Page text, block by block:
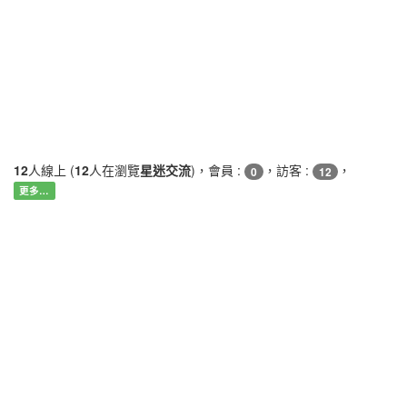
12人線上 (12人在瀏覽星迷交流)，會員 : 0 ，訪客 : 12 ，
更多…